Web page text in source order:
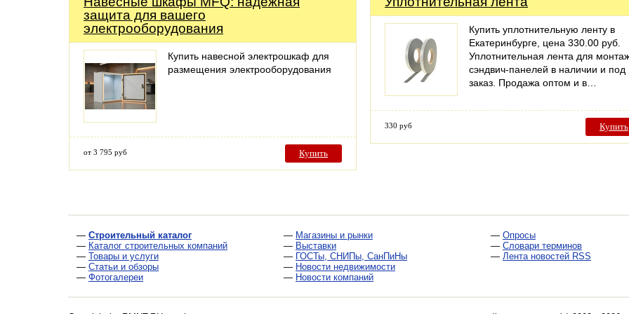
защита для вашего
электрооборудования
Купить навесной электрошкаф для
размещения электрооборудования
от 3 795 руб Купить
Купить уплотнительную ленту в
Екатеринбурге, цена 330.00 руб.
Уплотнительная лента для
сэндвич-панелей в наличии и под
заказ. Продажа оптом и в…
330 руб Купить
— Строительный каталог
— Каталог строительных компаний
— Товары и услуги
— Статьи и обзоры
— Фотогалереи
— Магазины и рынки
— Выставки
— ГОСТы, СНИПы, СанПиНы
— Новости недвижимости
— Новости компаний
— Опросы
— Словари терминов
— Лента новостей RSS